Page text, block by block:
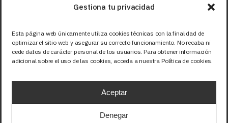
Gestiona tu privacidad
Esta página web únicamente utiliza cookies técnicas con la finalidad de
optimizar el sitio web y asegurar su correcto funcionamiento. No recaba ni
cede datos de carácter personal de los usuarios. Para obtener información
adicional sobre el uso de las cookies, acceda a nuestra Política de cookies.
Aceptar
Denegar
Síguenos
Facebook
X (Twitter)
Instagram